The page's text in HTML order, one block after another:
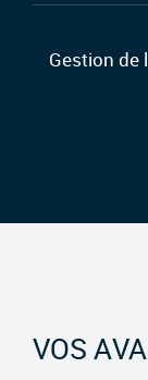
Gestion de
VOS